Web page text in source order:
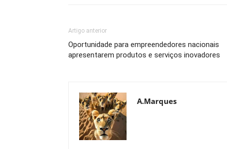
Artigo anterior
Oportunidade para empreendedores nacionais
apresentarem produtos e serviços inovadores
A.Marques